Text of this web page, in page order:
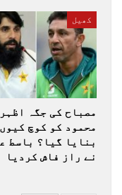
کھیل
مصباح کی جگہ اظہر
محمود کو کوچ کیوں
بنایا گیا؟ باسط
نے راز فاش کردیا